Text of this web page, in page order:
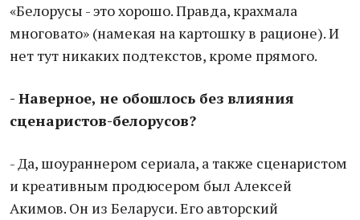
«Белорусы - это хорошо. Правда, крахмала
многовато» (намекая на картошку в рационе). И
нет тут никаких подтекстов, кроме прямого.
- Наверное, не обошлось без влияния
сценаристов-белорусов?
- Да, шоураннером сериала, а также сценаристом
и креативным продюсером был Алексей
Акимов. Он из Беларуси. Его авторский